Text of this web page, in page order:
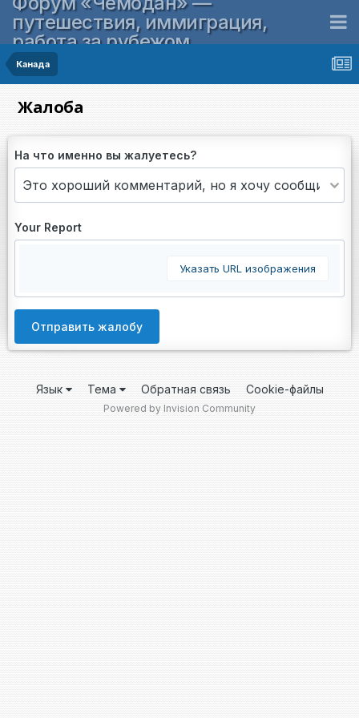
путешествия, иммиграция,
работа за рубежом
Канада
Жалоба
На что именно вы жалуетесь?
Your Report
Указать URL изображения
Отправить жалобу
Язык Тема Обратная связь Cookie-файлы
Powered by Invision Community